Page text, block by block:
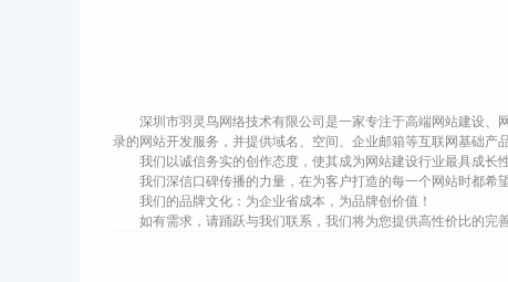
深圳市羽灵鸟网络技术有限公司是一家专注于高端网站建设
录的网站开发服务，并提供域名、空间、企业邮箱等互联网基础产
我们以诚信务实的创作态度，使其成为网站建设行业最具成长
我们深信口碑传播的力量，在为客户打造的每一个网站时都希
我们的品牌文化：为企业省成本，为品牌创价值！
如有需求，请踊跃与我们联系，我们将为您提供高性价比的完